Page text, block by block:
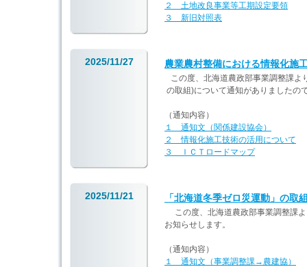
２ 土地改良事業等工期設定要領
３ 新旧対照表
2025/11/27 農業農村整備における情報化施
この度、北海道農政部事業調整課よ
の取組)について通知がありましたの
（通知内容）
１ 通知文（関係建設協会）
２ 情報化施工技術の活用について
３ ＩＣＴロードマップ
2025/11/21 「北海道冬季ゼロ災運動」の取
この度、北海道農政部事業調整課
お知らせします。
（通知内容）
１ 通知文（事業調整課→農建協）